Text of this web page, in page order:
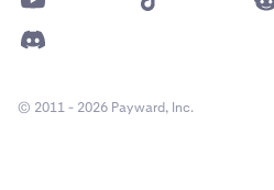
© 2011 - 2026 Payward, Inc.